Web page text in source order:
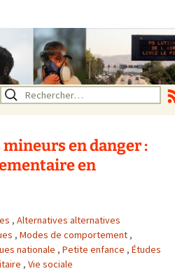
Rechercher :
en danger :
en
, Alternatives alternatives
, Modes de comportement ,
nationale , Petite enfance , Études
, Vie sociale